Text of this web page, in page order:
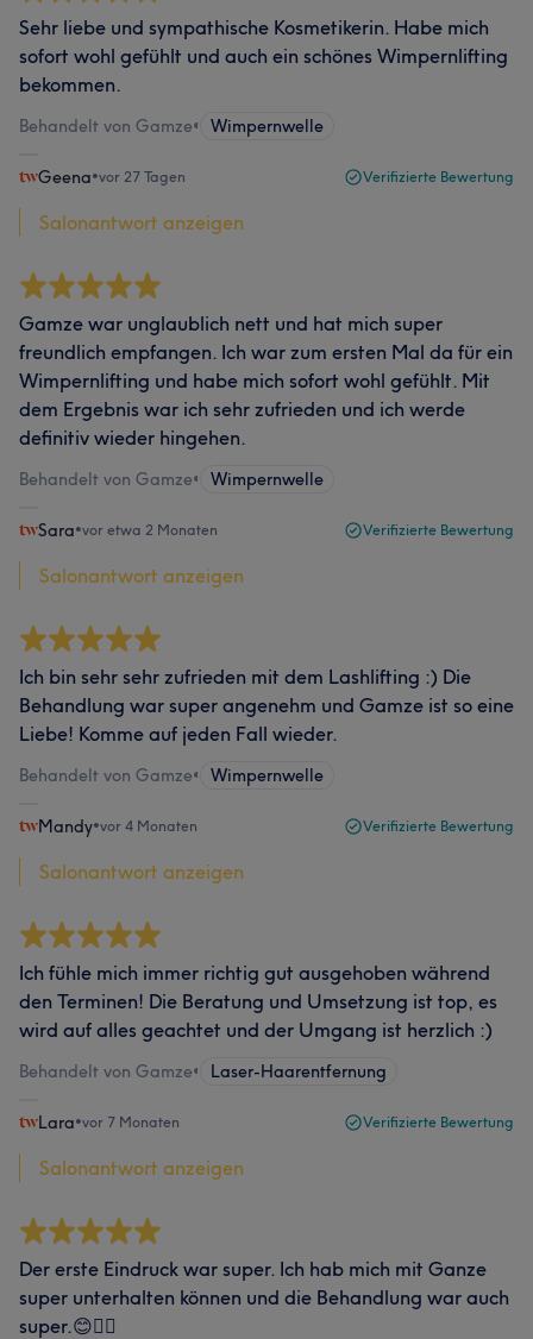
Sehr liebe und sympathische Kosmetikerin. Habe mich
sofort wohl gefühlt und auch ein schönes Wimpernlifting
bekommen.
Behandelt von Gamze• Wimpernwelle
Geena•vor 27 Tagen Verifizierte Bewertung
Salonantwort anzeigen
Gamze war unglaublich nett und hat mich super
freundlich empfangen. Ich war zum ersten Mal da für ein
Wimpernlifting und habe mich sofort wohl gefühlt. Mit
dem Ergebnis war ich sehr zufrieden und ich werde
definitiv wieder hingehen.
Behandelt von Gamze• Wimpernwelle
Sara•vor etwa 2 Monaten Verifizierte Bewertung
Salonantwort anzeigen
Ich bin sehr sehr zufrieden mit dem Lashlifting :) Die
Behandlung war super angenehm und Gamze ist so eine
Liebe! Komme auf jeden Fall wieder.
Behandelt von Gamze• Wimpernwelle
Mandy•vor 4 Monaten Verifizierte Bewertung
Salonantwort anzeigen
Ich fühle mich immer richtig gut ausgehoben während
den Terminen! Die Beratung und Umsetzung ist top, es
wird auf alles geachtet und der Umgang ist herzlich :)
Behandelt von Gamze• Laser-Haarentfernung
Lara•vor 7 Monaten Verifizierte Bewertung
Salonantwort anzeigen
Der erste Eindruck war super. Ich hab mich mit Ganze
super unterhalten können und die Behandlung war auch
super.😊👍🏼